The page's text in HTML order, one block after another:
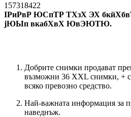
157318422
ІРиРвР ЮСпТР ТХзХ ЭХ
јЮЫп вкабХвХ ЮвЭЮТЮ.
Добрите снимки продават
възможни 36 XXL снимки, +
всяко превозно средство.
Най-важната информация за
наведнъж.